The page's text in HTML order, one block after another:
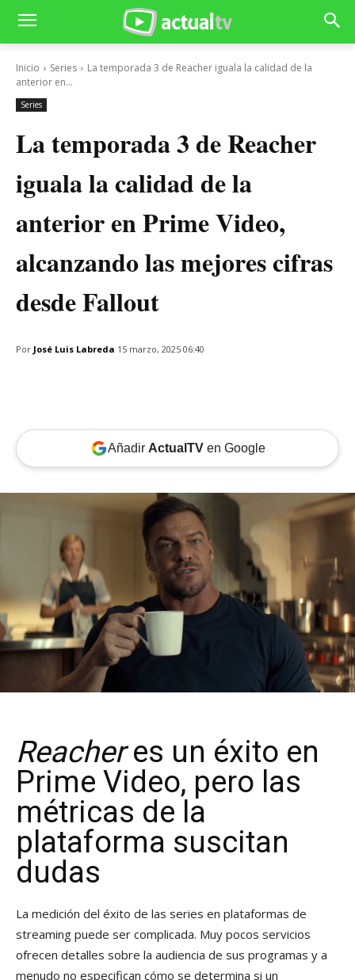
Inicio Series
La temporada 3 de Reacher iguala la calidad de la
anterior en...
Series
La temporada 3 de Reacher
iguala la calidad de la
anterior en Prime Video,
alcanzando las mejores cifras
desde Fallout
Por José Luis Labreda 15 marzo, 2025 06:40
Añadir ActualTVen Google
Reacheres un éxito en
Prime Video, pero las
métricas de la
plataforma suscitan
dudas
La medición del éxito de las series en plataformas de
streaming puede ser complicada. Muy pocos servicios
ofrecen detalles sobre la audiencia de sus programas y a
menudo no especifican cómo se determina si un